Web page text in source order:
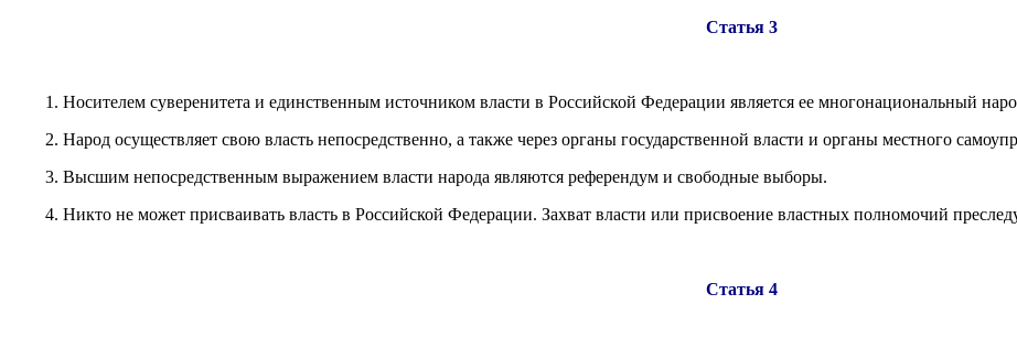
Статья 3
1. Носителем суверенитета и единственным источником власти в Российской Федерации является ее многонациональный
2. Народ осуществляет свою власть непосредственно, а также через органы государственной власти и органы местного
3. Высшим непосредственным выражением власти народа являются референдум и свободные выборы.
4. Никто не может присваивать власть в Российской Федерации. Захват власти или присвоение властных полномочий
Статья 4